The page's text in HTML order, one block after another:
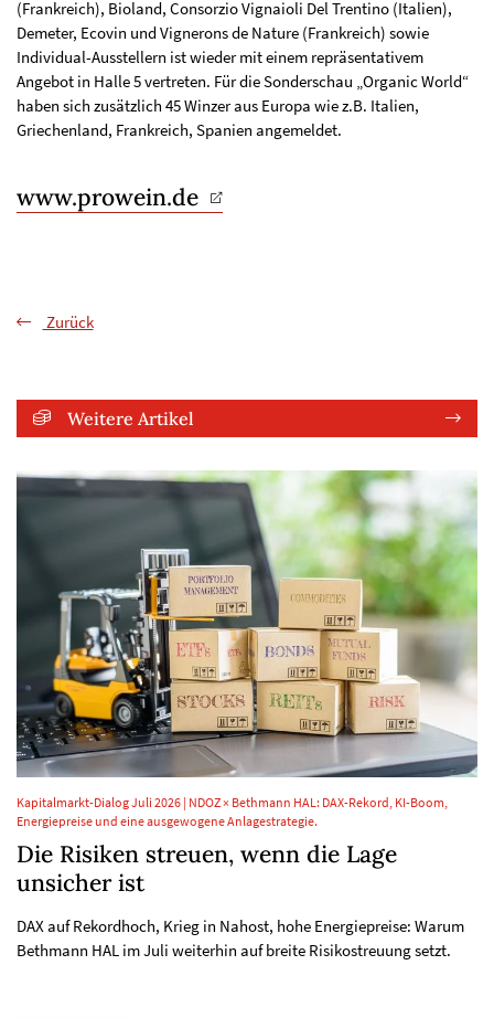
(Frankreich), Bioland, Consorzio Vignaioli Del Trentino (Italien),
Demeter, Ecovin und Vignerons de Nature (Frankreich) sowie
Individual-Ausstellern ist wieder mit einem repräsentativem
Angebot in Halle 5 vertreten. Für die Sonderschau „Organic World“
haben sich zusätzlich 45 Winzer aus Europa wie z.B. Italien,
Griechenland, Frankreich, Spanien angemeldet.
www.prowein.de
Zurück
Weitere Artikel
Kapitalmarkt-Dialog Juli 2026 | NDOZ × Bethmann HAL: DAX-Rekord, KI-Boom,
Energiepreise und eine ausgewogene Anlagestrategie.
Die Risiken streuen, wenn die Lage
unsicher ist
DAX auf Rekordhoch, Krieg in Nahost, hohe Energiepreise: Warum
Bethmann HAL im Juli weiterhin auf breite Risikostreuung setzt.